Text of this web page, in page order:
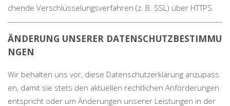
chende Verschlüsselungsverfahren (z. B. SSL) über HTTPS.
ÄNDERUNG UNSERER DATENSCHUTZBESTIMMU
NGEN
Wir behalten uns vor, diese Datenschutzerklärung anzupass
en, damit sie stets den aktuellen rechtlichen Anforderungen
entspricht oder um Änderungen unserer Leistungen in der